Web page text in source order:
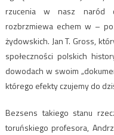
rzucenia w nasz naród
rozbrzmiewa echem w –
żydowskich. Jan T. Gross,
społeczności polskich
dowodach w swoim
którego efekty czujemy do
Bezsens takiego stanu
toruńskiego profesora,